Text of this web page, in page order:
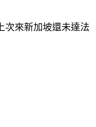
次來新加坡還未達法